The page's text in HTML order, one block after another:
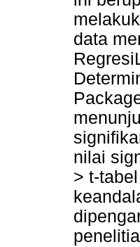
data
nilai
> t-